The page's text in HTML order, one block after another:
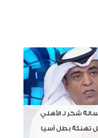
شكر لـ الأهلي
تهنئة بطل آسيا